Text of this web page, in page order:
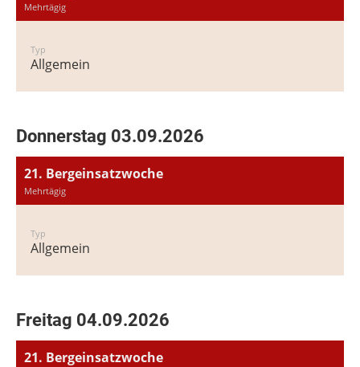
Mehrtägig
Typ
Allgemein
Donnerstag 03.09.2026
21. Bergeinsatzwoche
Mehrtägig
Typ
Allgemein
Freitag 04.09.2026
21. Bergeinsatzwoche